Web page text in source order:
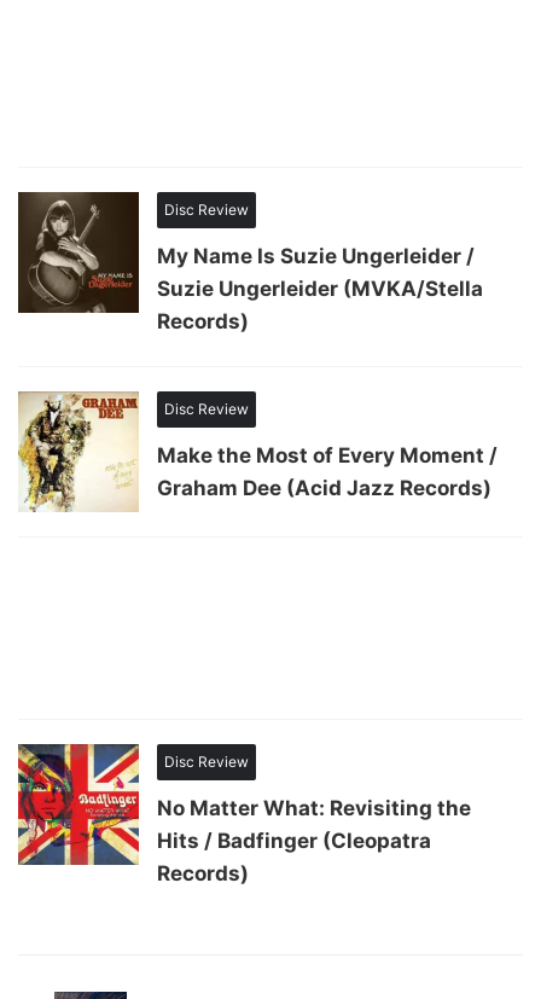
Disc Review
My Name Is Suzie Ungerleider /
Suzie Ungerleider (MVKA/Stella
Records)
Disc Review
Make the Most of Every Moment /
Graham Dee (Acid Jazz Records)
Disc Review
No Matter What: Revisiting the
Hits / Badfinger (Cleopatra
Records)